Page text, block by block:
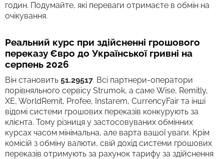
годин. Подумайте, які переваги отримаєте в обмін на
очікування.
Реальний курс при здійсненні грошового
переказу Євро до Української гривні на
серпень 2026
Він становить 51.29517. Всі партнери-оператори
порівняльного сервісу Strumok, а саме Wise, Remitly,
XE, WorldRemit, Profee, Instarem, CurrencyFair та інші
відомі системи грошових переказів конкурують за
клієнта. Тому різниця у застосовуваних обмінних
курсах часом мінімальна, але варта вашої уваги. Крім
комісій з обміну валюти, свій дохід системи грошових
переказів отримують за рахунок тарифу за здійснення